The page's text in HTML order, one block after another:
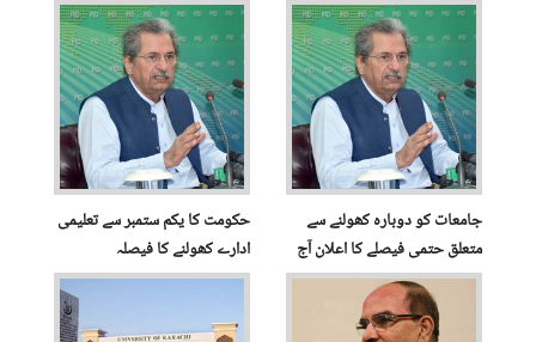
حکومت کا یکم ستمبر سے تعلیمی
ادارے کھولنے کا فیصلہ
جامعات کو دوبارہ کھولنے سے
متعلق حتمی فیصلے کا اعلان آج
ہوگا